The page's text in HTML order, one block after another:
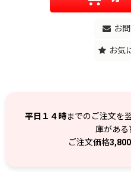
お
お気
平日１４時までのご注文を
庫がある
ご注文価格